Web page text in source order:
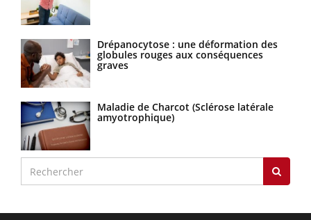
Drépanocytose : une déformation des
globules rouges aux conséquences
graves
Maladie de Charcot (Sclérose latérale
amyotrophique)